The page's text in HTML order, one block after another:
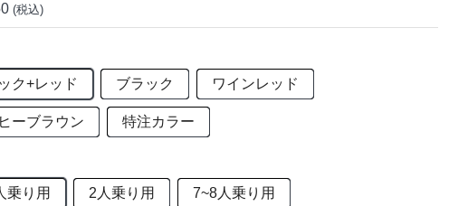
(税込)
ク+レッド ブラック ワインレッド
ーブラウン 特注カラー
乗り用 2人乗り用 7~8人乗り用